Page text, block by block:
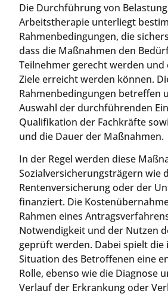
Die Durchführung von
Arbeitstherapie unterliegt
Rahmenbedingungen, die
dass die Maßnahmen den
Teilnehmer gerecht werden und
Ziele erreicht werden können.
Rahmenbedingungen betreffen
Auswahl der durchführenden
Qualifikation der Fachkräfte
und die Dauer der Maßnahmen.
In der Regel werden diese
Sozialversicherungsträgern wie
Rentenversicherung oder der
finanziert. Die
Rahmen eines
Notwendigkeit und der Nutzen
geprüft werden. Dabei spielt die
Situation des Betroffenen eine
Rolle, ebenso wie die Diagnose
Verlauf der Erkrankung oder